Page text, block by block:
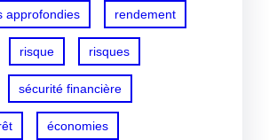
approfondies rendement
risque risques
sécurité financière
économies